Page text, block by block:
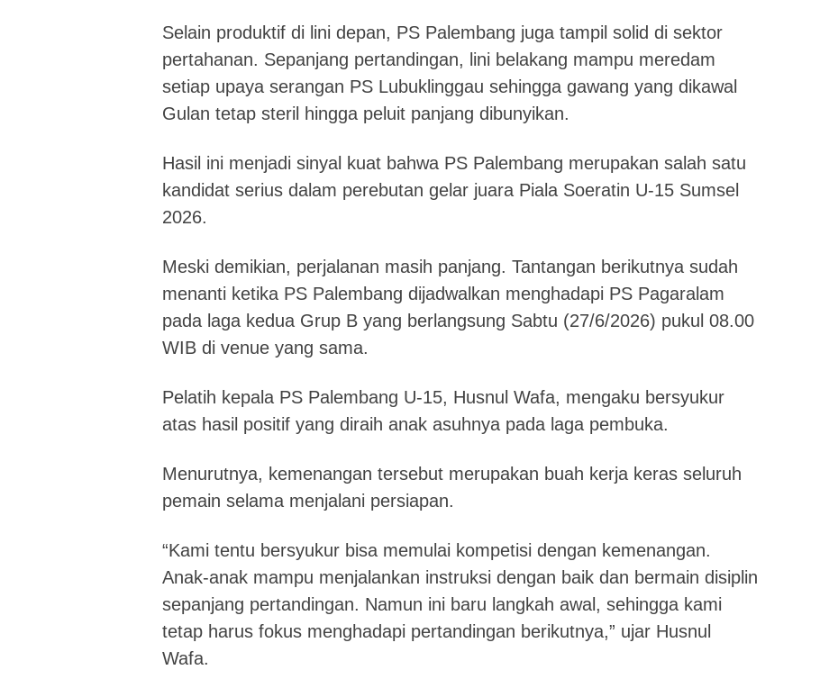
Selain produktif di lini depan, PS Palembang juga tampil solid di sektor
pertahanan. Sepanjang pertandingan, lini belakang mampu meredam
setiap upaya serangan PS Lubuklinggau sehingga gawang yang dikawal
Gulan tetap steril hingga peluit panjang dibunyikan.
Hasil ini menjadi sinyal kuat bahwa PS Palembang merupakan salah satu
kandidat serius dalam perebutan gelar juara Piala Soeratin U-15 Sumsel
2026.
Meski demikian, perjalanan masih panjang. Tantangan berikutnya sudah
menanti ketika PS Palembang dijadwalkan menghadapi PS Pagaralam
pada laga kedua Grup B yang berlangsung Sabtu (27/6/2026) pukul 08.00
WIB di venue yang sama.
Pelatih kepala PS Palembang U-15, Husnul Wafa, mengaku bersyukur
atas hasil positif yang diraih anak asuhnya pada laga pembuka.
Menurutnya, kemenangan tersebut merupakan buah kerja keras seluruh
pemain selama menjalani persiapan.
“Kami tentu bersyukur bisa memulai kompetisi dengan kemenangan.
Anak-anak mampu menjalankan instruksi dengan baik dan bermain disiplin
sepanjang pertandingan. Namun ini baru langkah awal, sehingga kami
tetap harus fokus menghadapi pertandingan berikutnya,” ujar Husnul
Wafa.